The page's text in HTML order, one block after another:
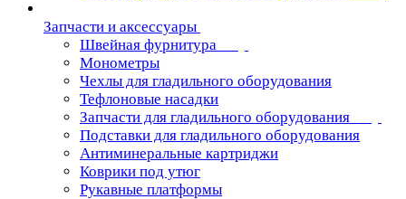
Запчасти и аксессуары
Швейная фурнитура
Монометры
Чехлы для гладильного оборудования
Тефлоновые насадки
Запчасти для гладильного оборудования
Подставки для гладильного оборудования
Антиминеральные картриджи
Коврики под утюг
Рукавные платформы